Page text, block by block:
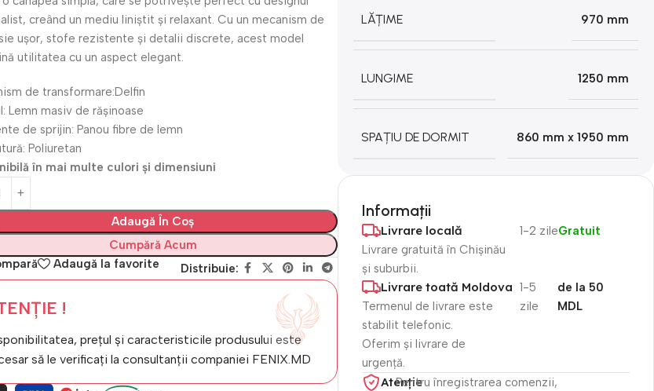
creând un mediu liniștit și relaxant. Cu un mecanism de
ușor, stofe rezistente și detalii discrete, acest model
utilitatea cu un aspect elegant.
de transformare:Delfin
Lemn masiv de rășinoase
de sprijin: Panou fibre de lemn
Poliuretan
în mai multe culori și dimensiuni
Adaugă În Coș
Cumpără Acum
Adaugă la favorite Distribuie:
!
prețul și caracteristicile produsului este
să le verificați la consultanții companiei FENIX.MD
LĂȚIME 970 mm
LUNGIME 1250 mm
SPAȚIU DE DORMIT 860 mm x 1950 mm
Informații
Livrare locală
Livrare gratuită în Chișinău
și suburbii.
1-2 zileGratuit
Livrare toată Moldova
Termenul de livrare este
stabilit telefonic.
Oferim și livrare de
urgență.
1-5
zile
de la 50
MDL
Atenție​
Pentru înregistrarea comenzii,